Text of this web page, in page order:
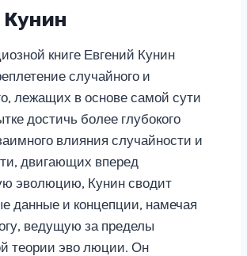
Кунин
книге Евгений Кунин
случайного и
лежащих в основе самой сути
достичь более глубокого
влияния случайности и
двигающих вперед
эволюцию, Кунин сводит
данные и концепции, намечая
ведущую за пределы
теории эво люции. Он